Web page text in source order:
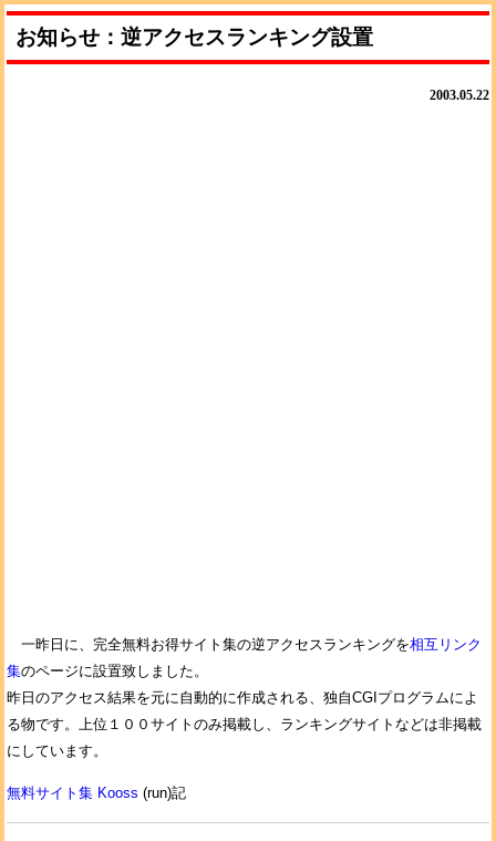
お知らせ：逆アクセスランキング設置
2003.05.22
一昨日に、完全無料お得サイト集の逆アクセスランキングを相互リンク
集のページに設置致しました。
昨日のアクセス結果を元に自動的に作成される、独自CGIプログラムによ
る物です。上位１００サイトのみ掲載し、ランキングサイトなどは非掲載
にしています。
無料サイト集 Kooss (run)記